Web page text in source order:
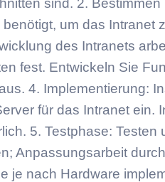
sind. 2.
um das Intranet
des Intranets
fest. Entwickeln Sie
4. Implementierung:
für das Intranet ein.
5. Testphase:
Anpassungsarbeit
je nach Hardware